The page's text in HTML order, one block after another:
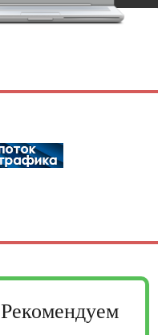
Рекомендуем